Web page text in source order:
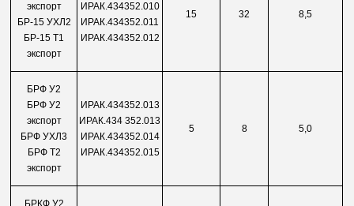
экспорт
БР-15 УХЛ2
БР-15 Т1
экспорт
ИРАК.434352.010
ИРАК.434352.011
ИРАК.434352.012
15 32 8,5
БРФ У2
БРФ У2
экспорт
БРФ УХЛ3
БРФ Т2
экспорт
ИРАК.434352.013
ИРАК.434 352.013
ИРАК.434352.014
ИРАК.434352.015
5 8 5,0
БРКФ У2